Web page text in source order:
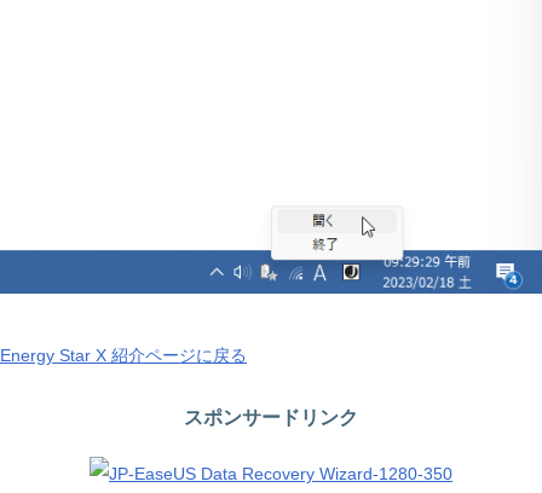
Energy Star X 紹介ページに戻る
スポンサードリンク